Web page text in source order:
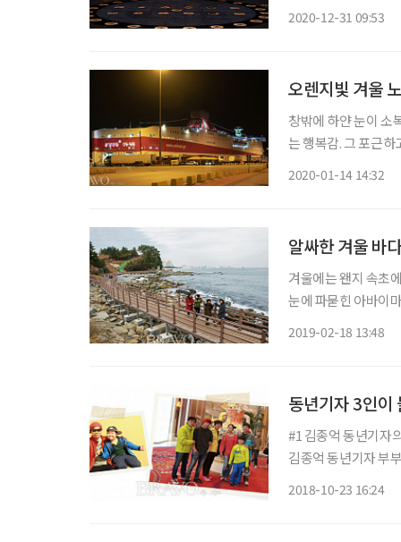
2020-12-31 09:53
오렌지빛 겨울
창밖에 하얀 눈이 소
는 행복감. 그 포근
2020-01-14 14:32
알싸한 겨울 바
겨울에는 왠지 속초
눈에 파묻힌 아바이
2019-02-18 13:48
동년기자 3인이
#1 김종억 동년기자의 '설레는 손주와의 첫 만남, 잊지 못할 첫 여행' 일정 40일, 미국
김종억 동년기자 부
2018-10-23 16:24